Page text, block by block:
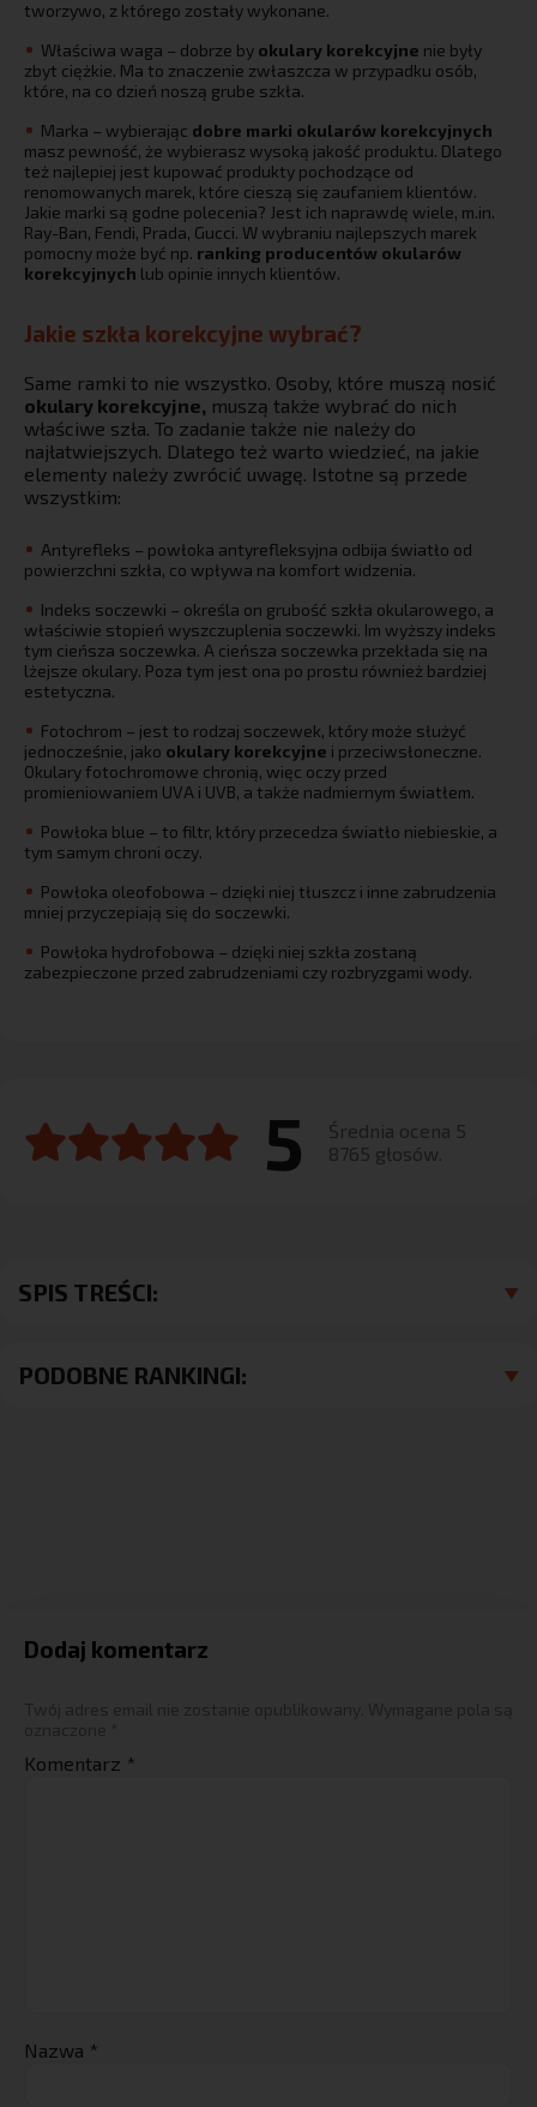
SPIS TREŚCI:
PODOBNE RANKINGI:
tworzywo, z którego zostały wykonane.
Właściwa waga – dobrze by okulary korekcyjne nie były
zbyt ciężkie. Ma to znaczenie zwłaszcza w przypadku osób,
które, na co dzień noszą grube szkła.
Marka – wybierając dobre marki okularów korekcyjnych
masz pewność, że wybierasz wysoką jakość produktu. Dlatego
też najlepiej jest kupować produkty pochodzące od
renomowanych marek, które cieszą się zaufaniem klientów.
Jakie marki są godne polecenia? Jest ich naprawdę wiele, m.in.
Ray-Ban, Fendi, Prada, Gucci. W wybraniu najlepszych marek
pomocny może być np. ranking producentów okularów
korekcyjnych lub opinie innych klientów.
Jakie szkła korekcyjne wybrać?
Same ramki to nie wszystko. Osoby, które muszą nosić
okulary korekcyjne, muszą także wybrać do nich
właściwe szła. To zadanie także nie należy do
najłatwiejszych. Dlatego też warto wiedzieć, na jakie
elementy należy zwrócić uwagę. Istotne są przede
wszystkim:
Antyrefleks – powłoka antyrefleksyjna odbija światło od
powierzchni szkła, co wpływa na komfort widzenia.
Indeks soczewki – określa on grubość szkła okularowego, a
właściwie stopień wyszczuplenia soczewki. Im wyższy indeks
tym cieńsza soczewka. A cieńsza soczewka przekłada się na
lżejsze okulary. Poza tym jest ona po prostu również bardziej
estetyczna.
Fotochrom – jest to rodzaj soczewek, który może służyć
jednocześnie, jako okulary korekcyjne i przeciwsłoneczne.
Okulary fotochromowe chronią, więc oczy przed
promieniowaniem UVA i UVB, a także nadmiernym światłem.
Powłoka blue – to filtr, który przecedza światło niebieskie, a
tym samym chroni oczy.
Powłoka oleofobowa – dzięki niej tłuszcz i inne zabrudzenia
mniej przyczepiają się do soczewki.
Powłoka hydrofobowa – dzięki niej szkła zostaną
zabezpieczone przed zabrudzeniami czy rozbryzgami wody.
5
Średnia ocena 5
8765 głosów.
Dodaj komentarz
Komentarz *
Nazwa *